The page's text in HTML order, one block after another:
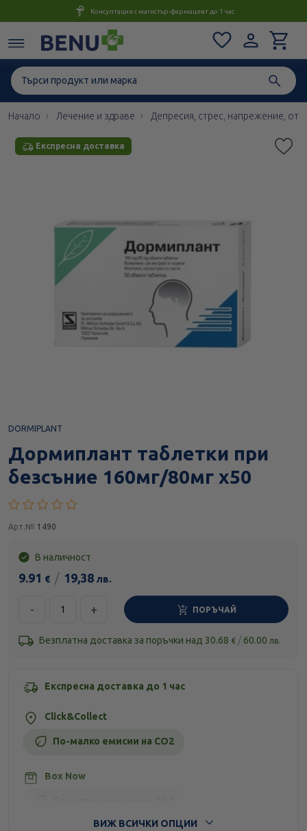
Консултация с магистър-фармацевт до 1 час
Начало Лечение и здраве Депресия, стрес, напрежение,
Експресна доставка
DORMIPLANT
Дормиплант таблетки при
безсъние 160мг/80мг х50
Арт.№ 1490
В наличност
9.91 € / 19,38 лв.
- + ПОРЪЧАЙ
Безплатна доставка за поръчки над 30.68 € / 60.00 лв.
Експресна доставка до 1 час
Click&Collect
По-малко емисии на CO2
Box Now
ВИЖ ВСИЧКИ ОПЦИИ